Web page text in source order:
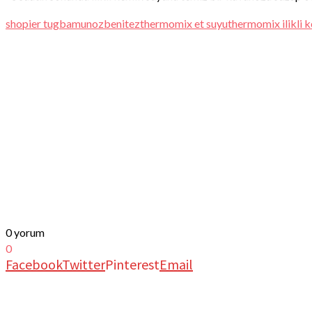
shopier tugbamunozbenitezthermomix et suyuthermomix ilikli
0 yorum
0
FacebookTwitterPinterestEmail